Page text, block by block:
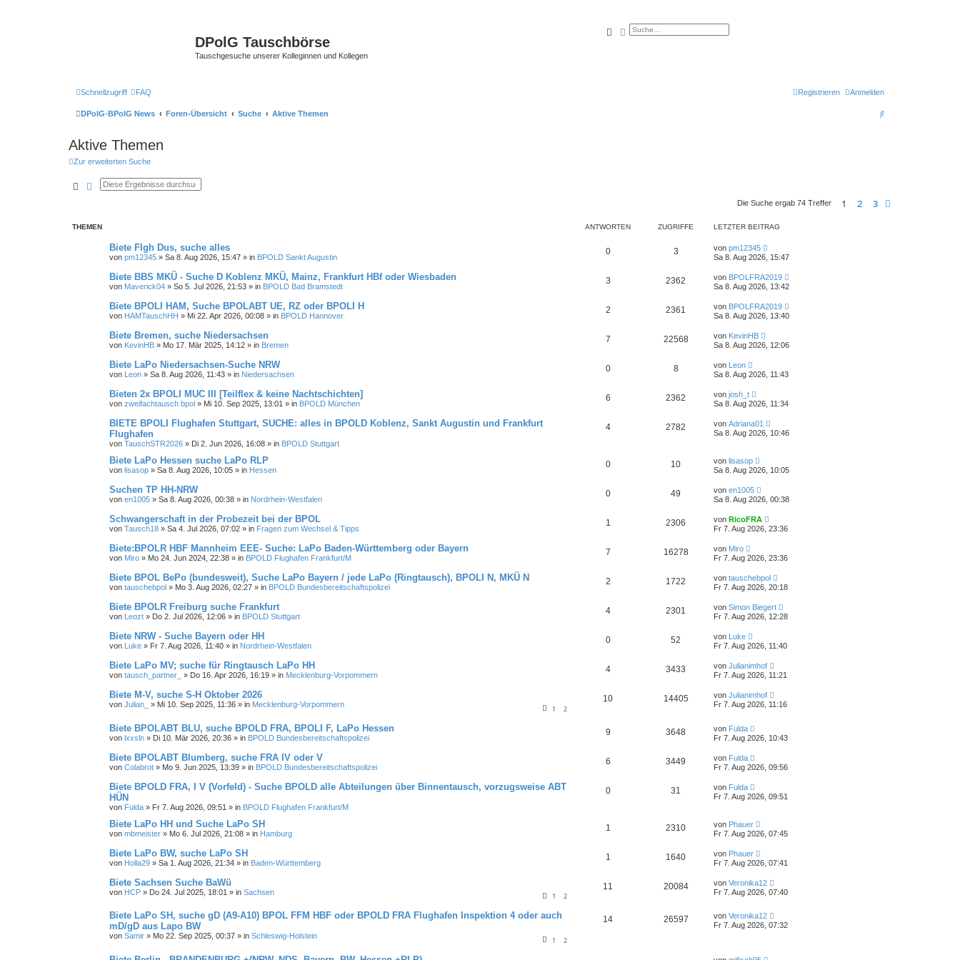
DPolG Tauschbörse
Tauschgesuche unserer Kolleginnen und Kollegen
SucheErweiterte Suche
Schnellzugriff FAQ Anmelden
Registrieren
DPolG-BPolG News Foren-Übersicht Suche Aktive Themen
S
Aktive Themen
Zur erweiterten Suche
SucheErweiterte Suche
Die Suche ergab 74 Treffer 1 2 3
THEMEN ANTWORTEN ZUGRIFFE LETZTER BEITRAG
Biete Flgh Dus, suche alles
von pm12345 » Sa 8. Aug 2026, 15:47 » in BPOLD Sankt Augustin
0 3 von pm12345
Sa 8. Aug 2026, 15:47
Biete BBS MKÜ - Suche D Koblenz MKÜ, Mainz, Frankfurt HBf oder Wiesbaden
von Maverick04 » So 5. Jul 2026, 21:53 » in BPOLD Bad Bramstedt
3 2362 von BPOLFRA2019
Sa 8. Aug 2026, 13:42
Biete BPOLI HAM, Suche BPOLABT UE, RZ oder BPOLI H
von HAMTauschHH » Mi 22. Apr 2026, 00:08 » in BPOLD Hannover
2 2361 von BPOLFRA2019
Sa 8. Aug 2026, 13:40
Biete Bremen, suche Niedersachsen
von KevinHB » Mo 17. Mär 2025, 14:12 » in Bremen
7 22568 von KevinHB
Sa 8. Aug 2026, 12:06
Biete LaPo Niedersachsen-Suche NRW
von Leon » Sa 8. Aug 2026, 11:43 » in Niedersachsen
0 8 von Leon
Sa 8. Aug 2026, 11:43
Bieten 2x BPOLI MUC III [Teilflex & keine Nachtschichten]
von zweifachtausch bpol » Mi 10. Sep 2025, 13:01 » in BPOLD München
6 2362 von josh_t
Sa 8. Aug 2026, 11:34
BIETE BPOLI Flughafen Stuttgart, SUCHE: alles in BPOLD Koblenz, Sankt Augustin und Frankfurt
Flughafen
von TauschSTR2026 » Di 2. Jun 2026, 16:08 » in BPOLD Stuttgart
4 2782 von Adriana01
Sa 8. Aug 2026, 10:46
Biete LaPo Hessen suche LaPo RLP
von lisasop » Sa 8. Aug 2026, 10:05 » in Hessen
0 10 von lisasop
Sa 8. Aug 2026, 10:05
Suchen TP HH-NRW
von en1005 » Sa 8. Aug 2026, 00:38 » in Nordrhein-Westfalen
0 49 von en1005
Sa 8. Aug 2026, 00:38
Schwangerschaft in der Probezeit bei der BPOL
von Tausch18 » Sa 4. Jul 2026, 07:02 » in Fragen zum Wechsel & Tipps
1 2306 von RicoFRA
Fr 7. Aug 2026, 23:36
Biete:BPOLR HBF Mannheim EEE- Suche: LaPo Baden-Württemberg oder Bayern
von Miro » Mo 24. Jun 2024, 22:38 » in BPOLD Flughafen Frankfurt/M
7 16278 von Miro
Fr 7. Aug 2026, 23:36
Biete BPOL BePo (bundesweit), Suche LaPo Bayern / jede LaPo (Ringtausch), BPOLI N, MKÜ N
von tauschebpol » Mo 3. Aug 2026, 02:27 » in BPOLD Bundesbereitschaftspolizei
2 1722 von tauschebpol
Fr 7. Aug 2026, 20:18
Biete BPOLR Freiburg suche Frankfurt
von Leozt » Do 2. Jul 2026, 12:06 » in BPOLD Stuttgart
4 2301 von Simon Biegert
Fr 7. Aug 2026, 12:28
Biete NRW - Suche Bayern oder HH
von Luke » Fr 7. Aug 2026, 11:40 » in Nordrhein-Westfalen
0 52 von Luke
Fr 7. Aug 2026, 11:40
Biete LaPo MV; suche für Ringtausch LaPo HH
von tausch_partner_ » Do 16. Apr 2026, 16:19 » in Mecklenburg-Vorpommern
4 3433 von Julianimhof
Fr 7. Aug 2026, 11:21
Biete M-V, suche S-H Oktober 2026
von Julian_ » Mi 10. Sep 2025, 11:36 » in Mecklenburg-Vorpommern 1 2
10 14405 von Julianimhof
Fr 7. Aug 2026, 11:16
Biete BPOLABT BLU, suche BPOLD FRA, BPOLI F, LaPo Hessen
von lxxsln » Di 10. Mär 2026, 20:36 » in BPOLD Bundesbereitschaftspolizei
9 3648 von Fulda
Fr 7. Aug 2026, 10:43
Biete BPOLABT Blumberg, suche FRA IV oder V
von Colabrot » Mo 9. Jun 2025, 13:39 » in BPOLD Bundesbereitschaftspolizei
6 3449 von Fulda
Fr 7. Aug 2026, 09:56
Biete BPOLD FRA, I V (Vorfeld) - Suche BPOLD alle Abteilungen über Binnentausch, vorzugsweise ABT
HÜN
von Fulda » Fr 7. Aug 2026, 09:51 » in BPOLD Flughafen Frankfurt/M
0 31 von Fulda
Fr 7. Aug 2026, 09:51
Biete LaPo HH und Suche LaPo SH
von mbmeister » Mo 6. Jul 2026, 21:08 » in Hamburg
1 2310 von Phauer
Fr 7. Aug 2026, 07:45
Biete LaPo BW, suche LaPo SH
von Holla29 » Sa 1. Aug 2026, 21:34 » in Baden-Württemberg
1 1640 von Phauer
Fr 7. Aug 2026, 07:41
Biete Sachsen Suche BaWü
von HCP » Do 24. Jul 2025, 18:01 » in Sachsen 1 2
11 20084 von Veronika12
Fr 7. Aug 2026, 07:40
Biete LaPo SH, suche gD (A9-A10) BPOL FFM HBF oder BPOLD FRA Flughafen Inspektion 4 oder auch
mD/gD aus Lapo BW
von Samir » Mo 22. Sep 2025, 00:37 » in Schleswig-Holstein 1 2
14 26597 von Veronika12
Fr 7. Aug 2026, 07:32